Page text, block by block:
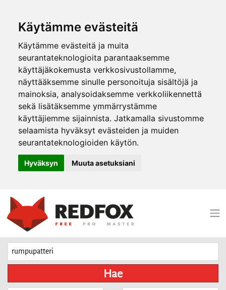
Käytämme evästeitä
Käytämme evästeitä ja muita
seurantateknologioita parantaaksemme
käyttäjäkokemusta verkkosivustollamme,
näyttääksemme sinulle personoituja sisältöjä ja
mainoksia, analysoidaksemme verkkoliikennettä
sekä lisätäksemme ymmärrystämme
käyttäjiemme sijainnista. Jatkamalla sivustomme
selaamista hyväksyt evästeiden ja muiden
seurantateknologioiden käytön.
Hyväksyn Muuta asetuksiani
Hae